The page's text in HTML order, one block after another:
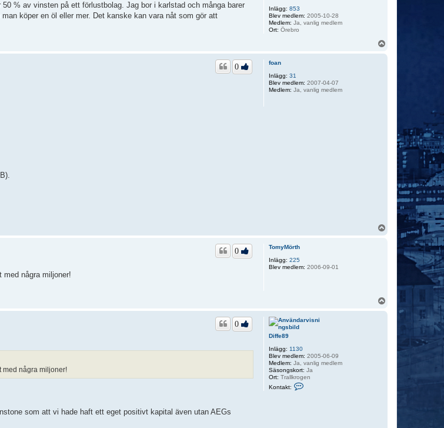
Inlägg: 853
Blev medlem: 2005-10-28
Medlem: Ja, vanlig medlem
Ort: Örebro
% av vinsten på ett förlustbolag. Jag bor i karlstad och många barer
köper en öl eller mer. Det kanske kan vara nåt som gör att
foan
Inlägg: 31
Blev medlem: 2007-04-07
Medlem: Ja, vanlig medlem
0
TomyMörth
Inlägg: 225
Blev medlem: 2006-09-01
0
med några miljoner!
Diffe89
Inlägg: 1130
Blev medlem: 2005-06-09
Medlem: Ja, vanlig medlem
Säsongskort: Ja
Ort: Trallkrogen
Kontakt:
0
med några miljoner!
som att vi hade haft ett eget positivt kapital även utan AEGs